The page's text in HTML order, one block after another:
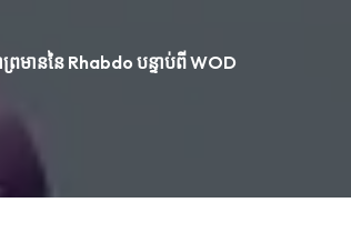
រមាននៃ Rhabdo បន្ទាប់ពី WOD